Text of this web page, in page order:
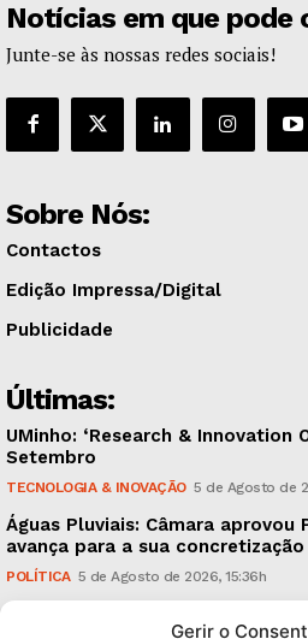
Gerir o
Notícias em que pode
Junte-se às nossas redes sociais!
Sobre Nós:
Contactos
Edição Impressa/Digital
Publicidade
Últimas:
UMinho: ‘Research & Innovation
Setembro
TECNOLOGIA & INOVAÇÃO 5 de Agosto de
Águas Pluviais: Câmara aprovou
avança para a sua concretização
POLÍTICA 5 de Agosto de 2026, 15:36h